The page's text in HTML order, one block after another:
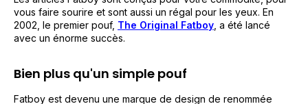
vous faire sourire et sont aussi un régal pour les yeux. En
2002, le premier pouf, The Original Fatboy , a été lancé
avec un énorme succès.
Bien plus qu'un simple pouf
Fatboy est devenu une marque de design de renommée